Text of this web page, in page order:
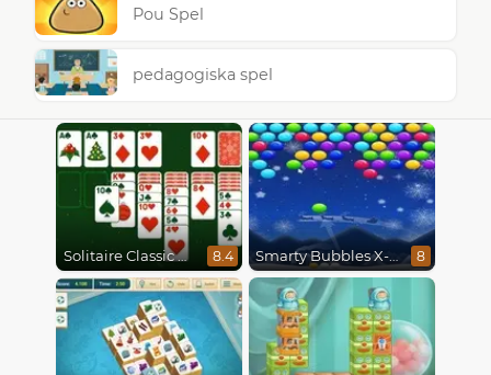
Pou Spel
pedagogiska spel
Solitaire Classic Christmas 8.4 Smarty Bubbles X-Mas Edition 8